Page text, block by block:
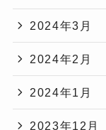
2024年3月
2024年2月
2024年1月
2023年12月